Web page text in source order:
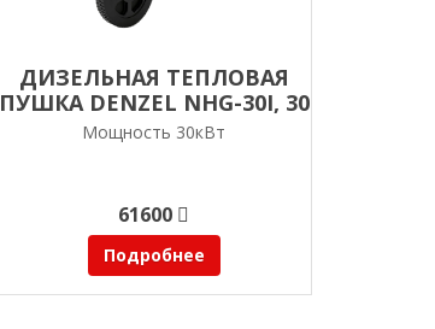
ДИЗЕЛЬНАЯ ТЕПЛОВАЯ
ПУШКА DENZEL NHG-30I, 30
КВТ
Мощность 30кВт
61600
Подробнее